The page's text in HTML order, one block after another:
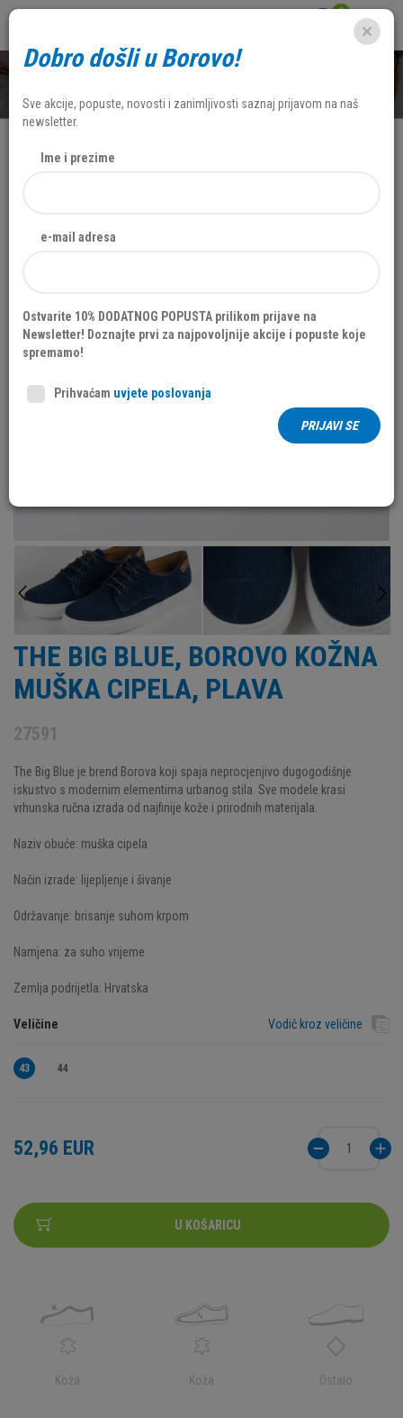
0
THE BIG BLUE, BOROVO KOŽNA
MUŠKA CIPELA, PLAVA
27591
The Big Blue je brend Borova koji spaja neprocjenjivo dugogodišnje
iskustvo s modernim elementima urbanog stila. Sve modele krasi
vrhunska ručna izrada od najfinije kože i prirodnih materijala.
Naziv obuće: muška cipela
Način izrade: lijepljenje i šivanje
Održavanje: brisanje suhom krpom
Namjena: za suho vrijeme
Zemlja podrijetla: Hrvatska
Veličine Vodič kroz veličine
43 44
52,96 EUR
U KOŠARICU
Koža Koža Ostalo
Dobro došli u Borovo!
Sve akcije, popuste, novosti i zanimljivosti saznaj prijavom na naš
newsletter.
Ime i prezime
e-mail adresa
Ostvarite 10% DODATNOG POPUSTA prilikom prijave na
Newsletter! Doznajte prvi za najpovoljnije akcije i popuste koje
spremamo!
Prihvaćam uvjete poslovanja
PRIJAVI SE